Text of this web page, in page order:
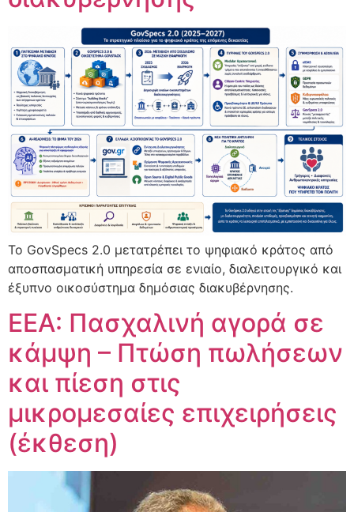
Το GovSpecs 2.0 μετατρέπει το ψηφιακό κράτος από
αποσπασματική υπηρεσία σε ενιαίο, διαλειτουργικό και
έξυπνο οικοσύστημα δημόσιας διακυβέρνησης.
ΕΕΑ: Πασχαλινή αγορά σε
κάμψη – Πτώση πωλήσεων
και πίεση στις
μικρομεσαίες επιχειρήσεις
(έκθεση)